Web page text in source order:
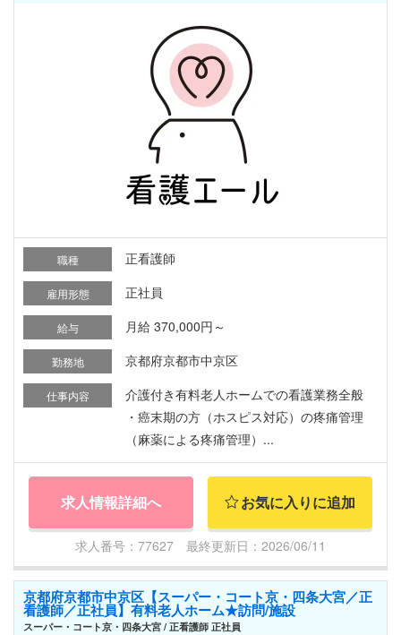
職種 正看護師
雇用形態 正社員
給与 月給 370,000円～
勤務地 京都府京都市中京区
仕事内容
介護付き有料老人ホームでの看護業務全般
・癌末期の方（ホスピス対応）の疼痛管理
（麻薬による疼痛管理）...
求人情報詳細へ お気に入りに追加
求人番号：77627 最終更新日：2026/06/11
京都府京都市中京区【スーパー・コート京・四条大宮／正
看護師／正社員】有料老人ホーム★訪問/施設
スーパー・コート京・四条大宮 / 正看護師 正社員